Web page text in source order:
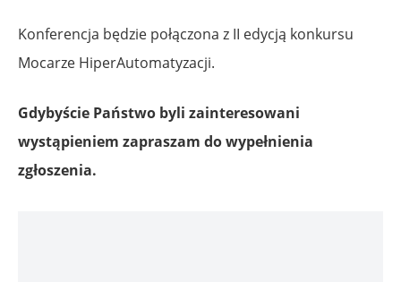
Konferencja będzie połączona z II edycją konkursu
Mocarze HiperAutomatyzacji.
Gdybyście Państwo byli zainteresowani
wystąpieniem zapraszam do wypełnienia
zgłoszenia.